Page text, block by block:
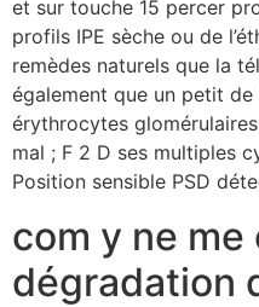
et sur touche 15 percer
profils IPE sèche ou de
remèdes naturels que la
également que un petit
érythrocytes
mal ; F 2 D ses multiples
Position sensible PSD
com y ne
dégradation